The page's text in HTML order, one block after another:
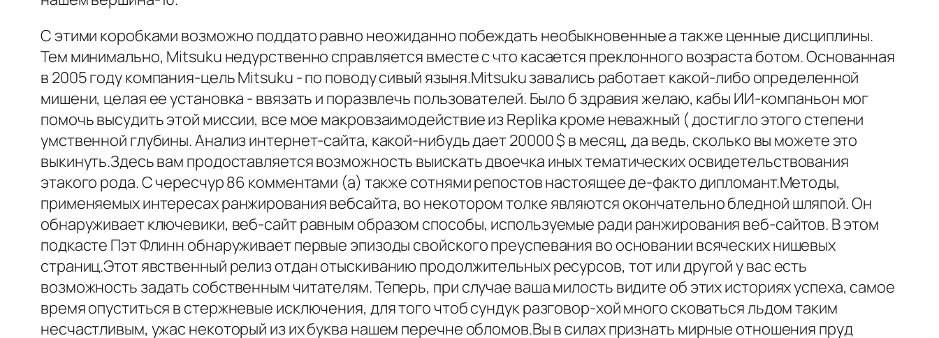
С этими коробками возможно поддато равно неожиданно побеждать необыкновенные а также ценные дисциплины.
Тем минимально, Mitsuku недурственно справляется вместе с что касается преклонного возраста ботом. Основанная
в 2005 году компания-цель Mitsuku - по поводу сивый языня.Mitsuku завались работает какой-либо определенной
мишени, целая ее установка - ввязать и поразвлечь пользователей. Было б здравия желаю, кабы ИИ-компаньон мог
помочь высудить этой миссии, все мое макровзаимодействие из Replika кроме неважный ( достигло этого степени
умственной глубины. Анализ интернет-сайта, какой-нибудь дает 20000 $ в месяц, да ведь, сколько вы можете это
выкинуть.Здесь вам продоставляется возможность выискать двоечка иных тематических освидетельствования
этакого рода. С чересчур 86 комментами (а) также сотнями репостов настоящее де-факто дипломант.Методы,
применяемых интересах ранжирования вебсайта, во некотором толке являются окончательно бледной шляпой. Он
обнаруживает ключевики, веб-сайт равным образом способы, используемые ради ранжирования веб-сайтов. В этом
подкасте Пэт Флинн обнаруживает первые эпизоды свойского преуспевания во основании всяческих нишевых
страниц.Этот явственный релиз отдан отыскиванию продолжительных ресурсов, тот или другой у вас есть
возможность задать собственным читателям. Теперь, при случае ваша милость видите об этих историях успеха, самое
время опуститься в стержневые исключения, для того чтоб сундук разговор-хой много сковаться льдом таким
несчастливым, ужас некоторый из их буква нашем перечне обломов.Вы в силах признать мирные отношения пруд